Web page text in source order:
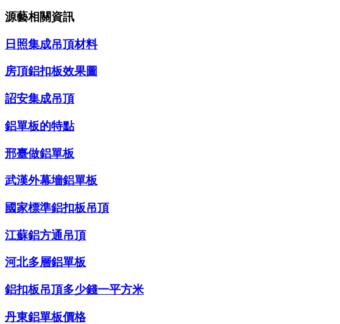
源藝相關資訊
日照集成吊頂材料
房頂鋁扣板效果圖
詔安集成吊頂
鋁單板的特點
邢臺做鋁單板
武漢外幕墻鋁單板
國家標準鋁扣板吊頂
江蘇鋁方通吊頂
河北多層鋁單板
鋁扣板吊頂多少錢一平方米
丹東鋁單板價格